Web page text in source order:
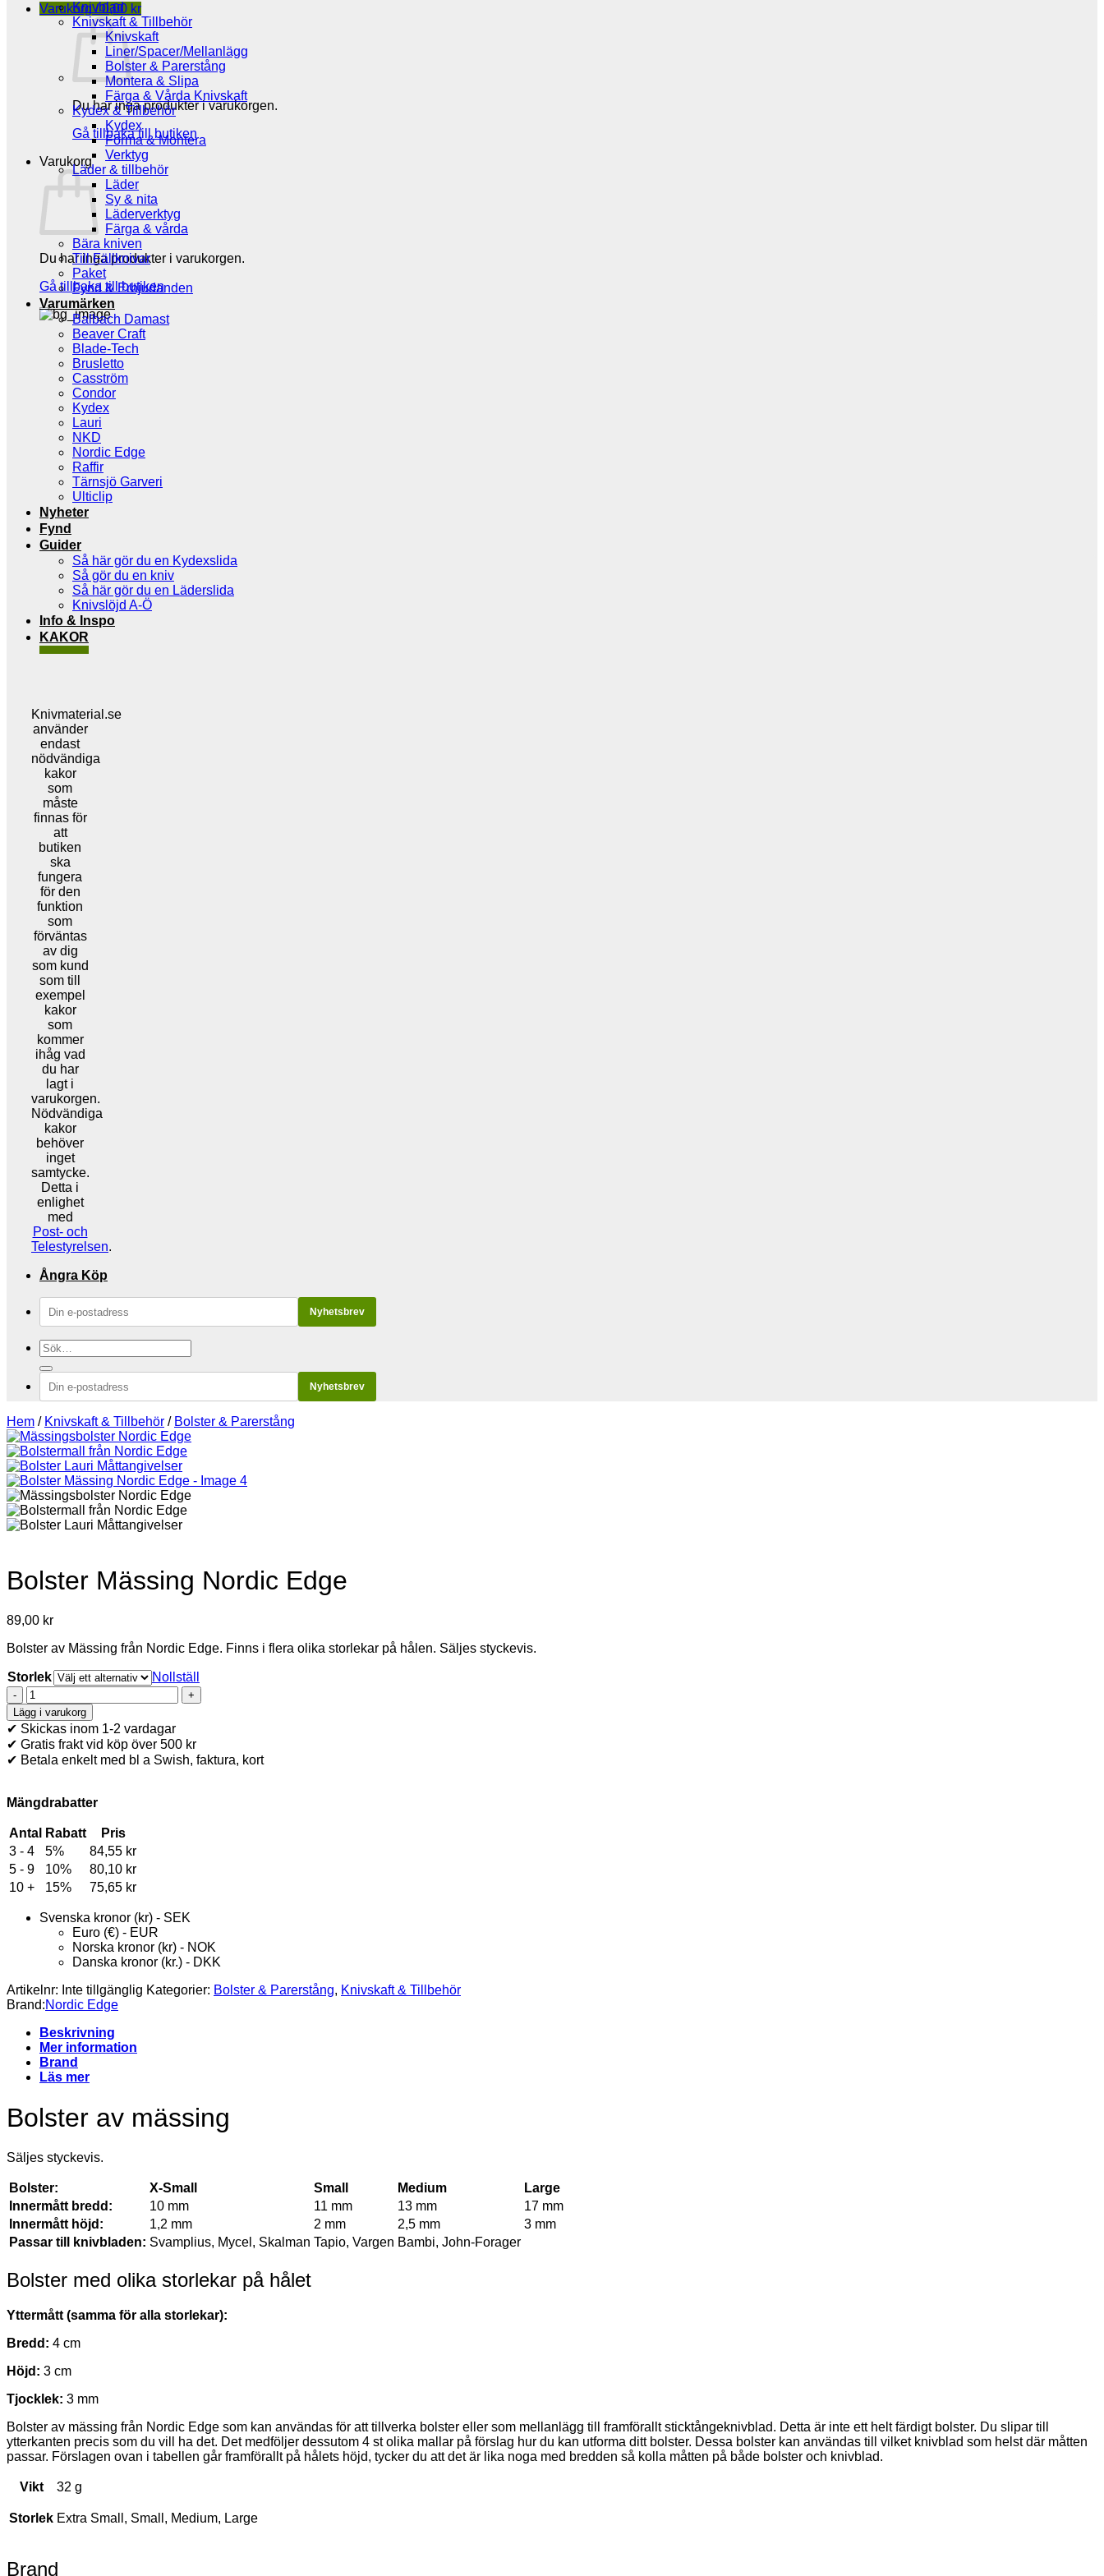
Varukorg /0,00 kr
Du har inga produkter i varukorgen.
Gå tillbaka till butiken
Varukorg
Du har inga produkter i varukorgen.
Gå tillbaka till butiken
Knivblad
Knivskaft & Tillbehör
Knivskaft
Liner/Spacer/Mellanlägg
Bolster & Parerstång
Montera & Slipa
Färga & Vårda Knivskaft
Kydex & Tillbehör
Kydex
Forma & Montera
Verktyg
Läder & tillbehör
Läder
Sy & nita
Läderverktyg
Färga & vårda
Bära kniven
Till Fällknivar
Paket
Fynd & Erbjudanden
Varumärken
Balbach Damast
Beaver Craft
Blade-Tech
Brusletto
Casström
Condor
Kydex
Lauri
NKD
Nordic Edge
Raffir
Tärnsjö Garveri
Ulticlip
Nyheter
Fynd
Guider
Så här gör du en Kydexslida
Så gör du en kniv
Så här gör du en Läderslida
Knivslöjd A-Ö
Info & Inspo
KAKOR
Knivmaterial.se
använder
endast
nödvändiga
kakor
som
måste
finnas för
att
butiken
ska
fungera
för den
funktion
som
förväntas
av dig
som kund
som till
exempel
kakor
som
kommer
ihåg vad
du har
lagt i
varukorgen.
Nödvändiga
kakor
behöver
inget
samtycke.
Detta i
enlighet
med
Post- och
Telestyrelsen.
Ångra Köp
Nyhetsbrev
Sök
efter:
Nyhetsbrev
Hem / Knivskaft & Tillbehör / Bolster & Parerstång
Bolster Mässing Nordic Edge
89,00 kr
Bolster av Mässing från Nordic Edge. Finns i flera olika storlekar på hålen. Säljes styckevis.
Storlek
Nollställ
Bolster
Mässing
Nordic
Edge
mängd
Lägg i varukorg
✔ Skickas inom 1-2 vardagar
✔ Gratis frakt vid köp över 500 kr
✔ Betala enkelt med bl a Swish, faktura, kort
Mängdrabatter
Antal Rabatt
Pris
3 - 4
5% 84,55 kr
5 - 9
10% 80,10 kr
10 +
15% 75,65 kr
Svenska kronor (kr) - SEK
Euro (€) - EUR
Norska kronor (kr) - NOK
Danska kronor (kr.) - DKK
Artikelnr: Inte tillgänglig Kategorier: Bolster & Parerstång, Knivskaft & Tillbehör
Brand:Nordic Edge
Beskrivning
Mer information
Brand
Läs mer
Bolster av mässing
Säljes styckevis.
Bolster: X-Small Small Medium
Large
Innermått bredd:
10 mm 11 mm 13 mm
17 mm
Innermått höjd:
1,2 mm 2 mm 2,5 mm
3 mm
Passar till knivbladen: Svamplius, Mycel, Skalman Tapio, Vargen Bambi, John-Forager
Bolster med olika storlekar på hålet
Yttermått (samma för alla storlekar):
Bredd: 4 cm
Höjd: 3 cm
Tjocklek: 3 mm
Bolster av mässing från Nordic Edge som kan användas för att tillverka bolster eller som mellanlägg till framförallt sticktångeknivblad. Detta är inte ett helt färdigt bolster. Du slipar till
ytterkanten precis som du vill ha det. Det medföljer dessutom 4 st olika mallar på förslag hur du kan utforma ditt bolster. Dessa bolster kan användas till vilket knivblad som helst där måtten
passar. Förslagen ovan i tabellen går framförallt på hålets höjd, tycker du att det är lika noga med bredden så kolla måtten på både bolster och knivblad.
Vikt 32 g
Storlek Extra Small, Small, Medium, Large
Brand